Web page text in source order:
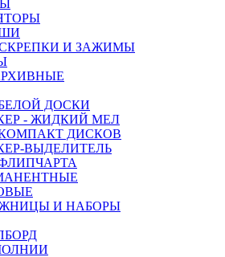
И ЗАЖИМЫ
ДОСКИ
- ЖИДКИЙ МЕЛ
ДИСКОВ
ВЫДЕЛИТЕЛЬ
И НАБОРЫ